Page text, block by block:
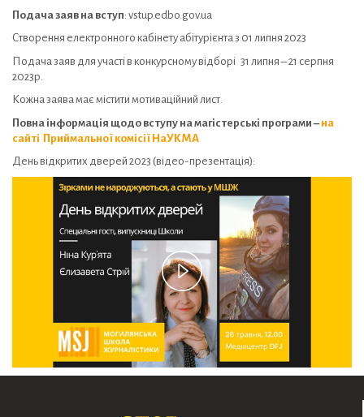
Подача заяв на вступ: vstup.edbo.gov.ua
Створення електронного кабінету абітурієнта з 01 липня 2023
Подача заяв для участі в конкурсному відборі 31 липня – 21 серпня
2023р.
Кожна заява має містити мотиваційний лист.
Повна інформація щодо вступу на магістерські програми – на
сайті Приймальної комісії НаУКМА
День відкритих дверей 2023 (відео-презентація):
Play
Video